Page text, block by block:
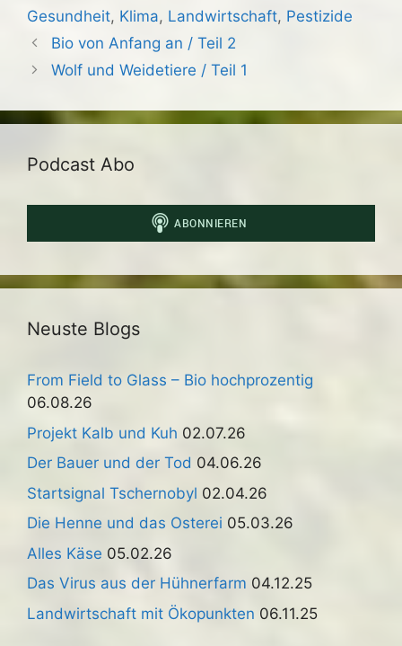
Gesundheit, Klima, Landwirtschaft, Pestizide
Bio von Anfang an / Teil 2
Wolf und Weidetiere / Teil 1
Podcast Abo
Neuste Blogs
From Field to Glass – Bio hochprozentig
06.08.26
Projekt Kalb und Kuh 02.07.26
Der Bauer und der Tod 04.06.26
Startsignal Tschernobyl 02.04.26
Die Henne und das Osterei 05.03.26
Alles Käse 05.02.26
Das Virus aus der Hühnerfarm 04.12.25
Landwirtschaft mit Ökopunkten 06.11.25